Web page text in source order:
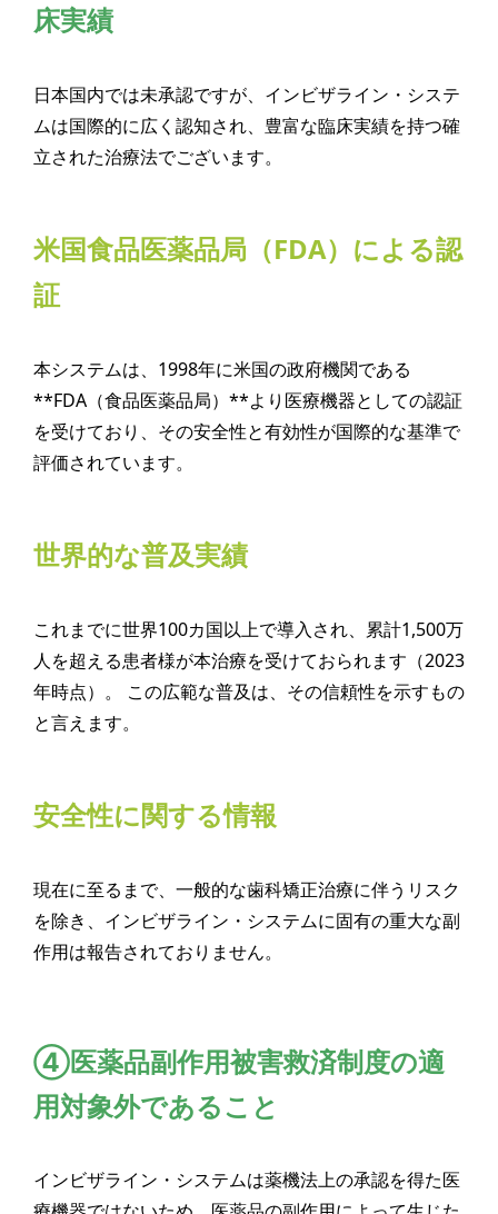
床実績
日本国内では未承認ですが、インビザライン・システ
ムは国際的に広く認知され、豊富な臨床実績を持つ確
立された治療法でございます。
米国食品医薬品局（FDA）による認
証
本システムは、1998年に米国の政府機関である
**FDA（食品医薬品局）**より医療機器としての認証
を受けており、その安全性と有効性が国際的な基準で
評価されています。
世界的な普及実績
これまでに世界100カ国以上で導入され、累計1,500万
人を超える患者様が本治療を受けておられます（2023
年時点）。 この広範な普及は、その信頼性を示すもの
と言えます。
安全性に関する情報
現在に至るまで、一般的な歯科矯正治療に伴うリスク
を除き、インビザライン・システムに固有の重大な副
作用は報告されておりません。
④医薬品副作用被害救済制度の適
用対象外であること
インビザライン・システムは薬機法上の承認を得た医